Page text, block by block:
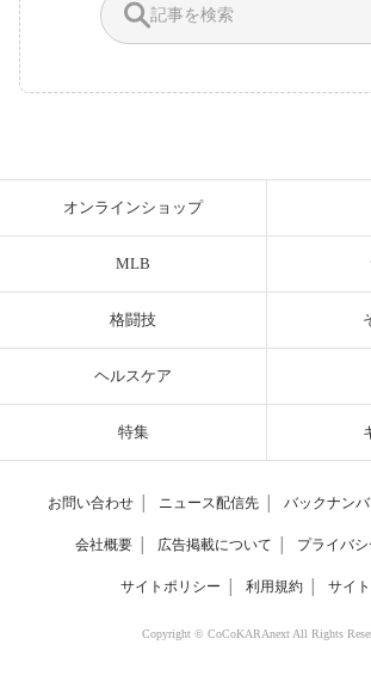
オンラインショップ
MLB
格闘技
ヘルスケア
特集
お問い合わせ ニュース配信先 バックナン
会社概要 広告掲載について プライバ
サイトポリシー 利用規約 サイ
Copyright © CoCoKARAnext All Rights